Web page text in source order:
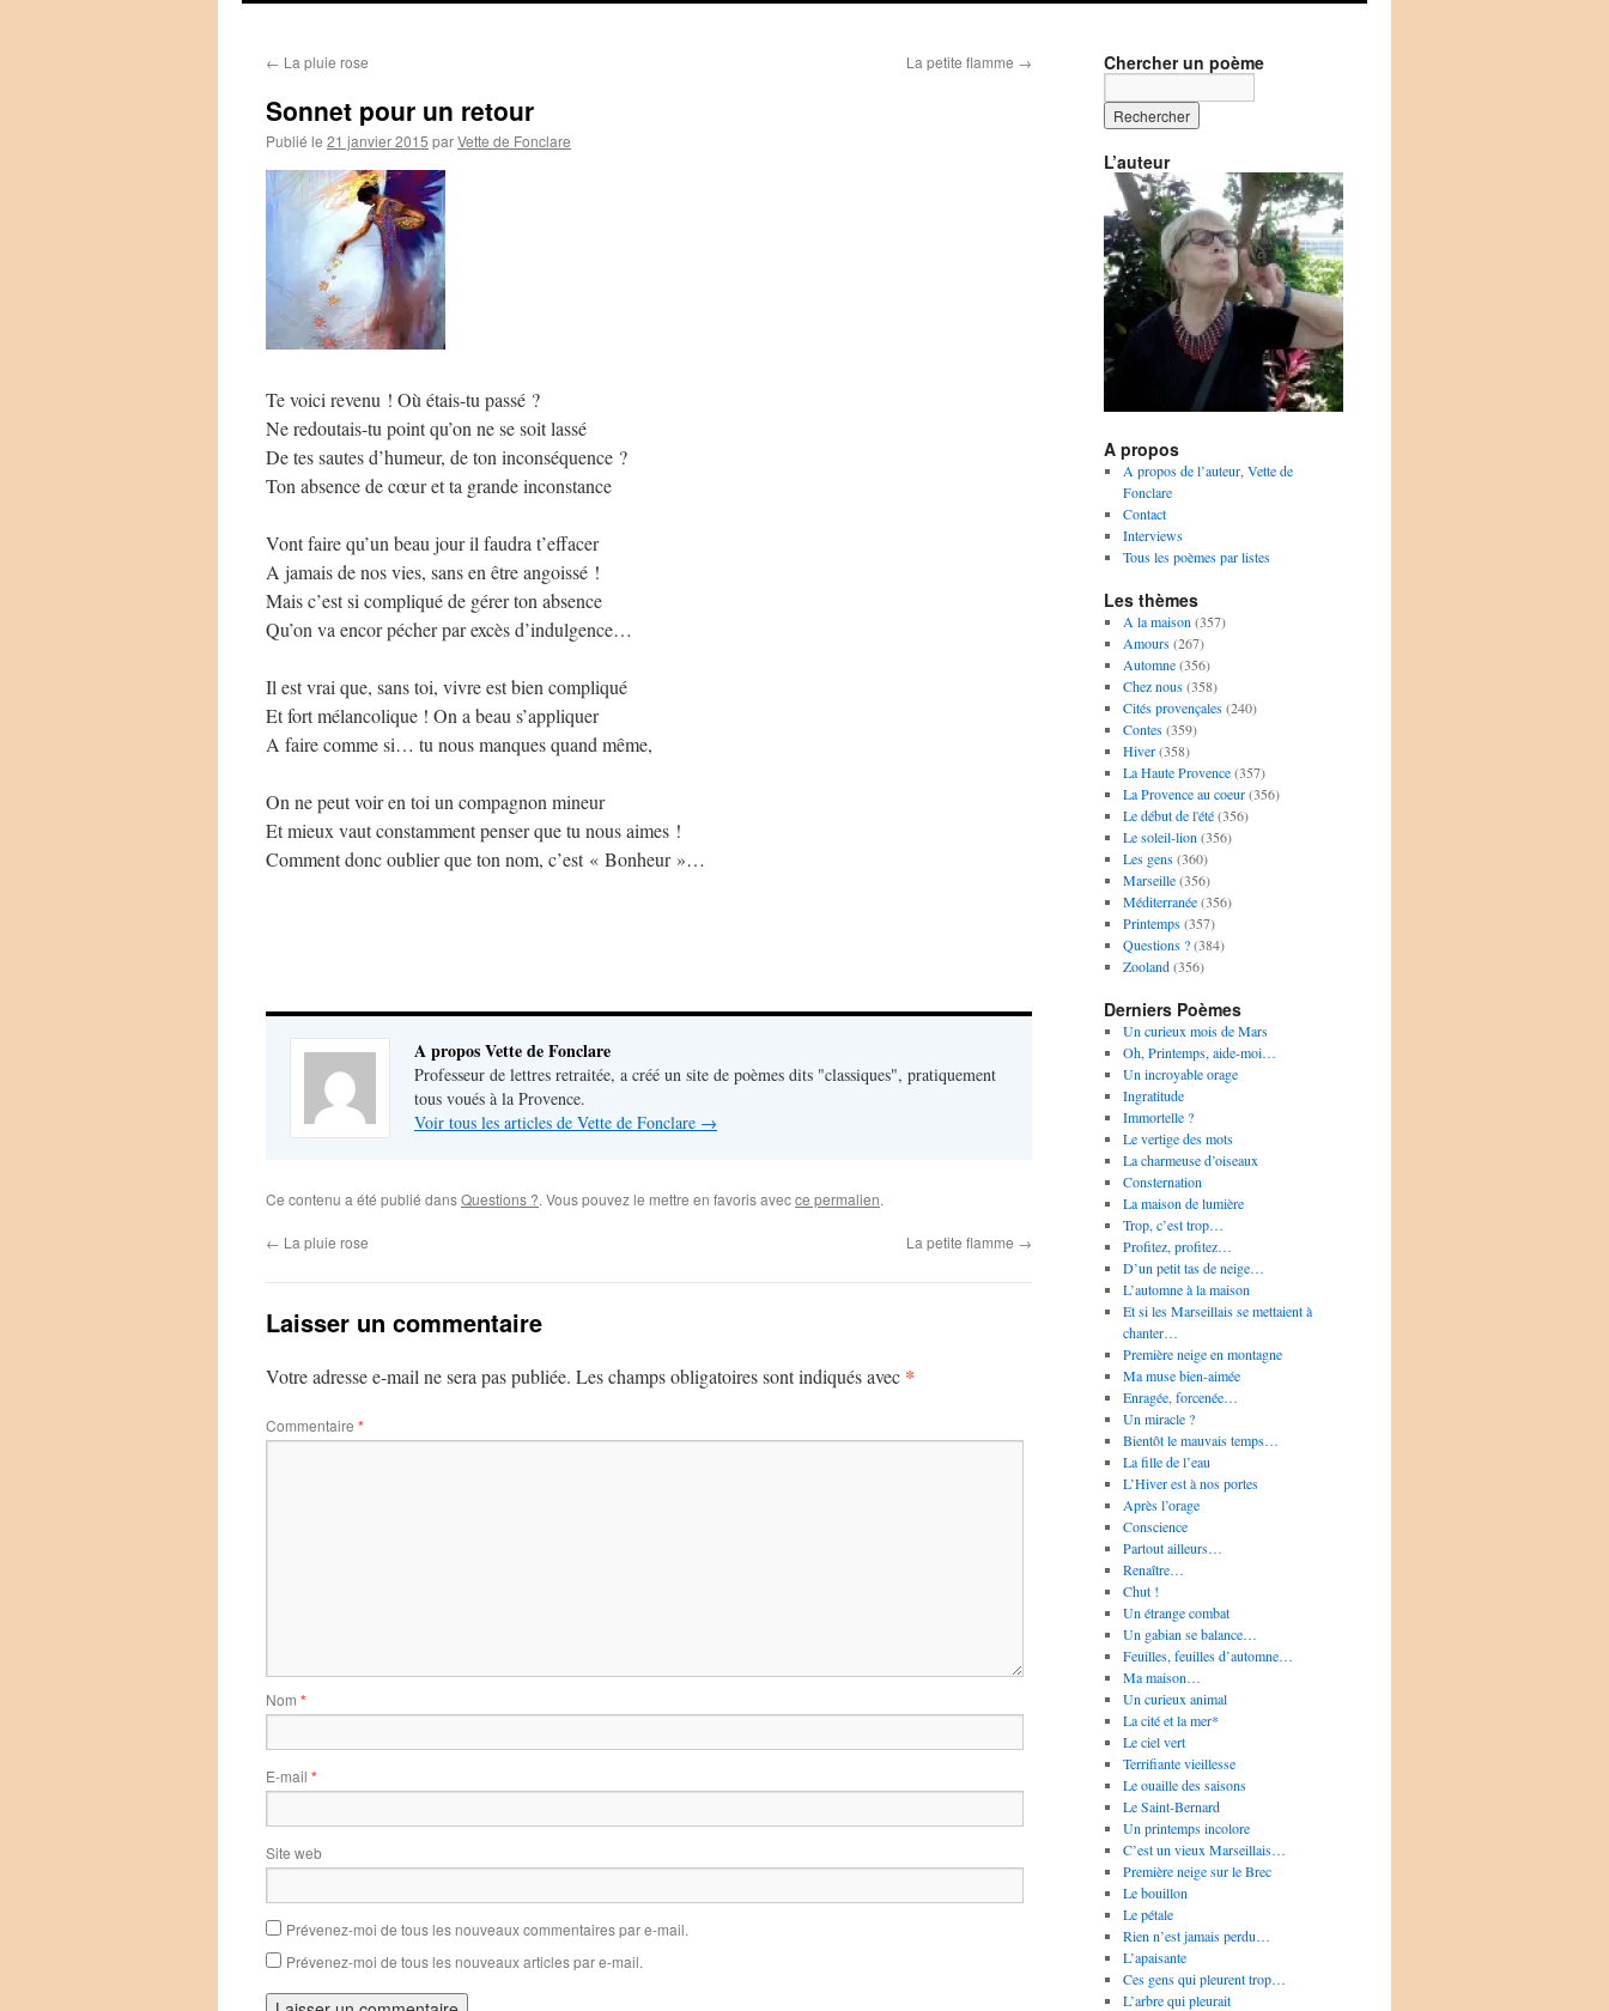
← La pluie rose La petite flamme →
Sonnet pour un retour
Publié le 21 janvier 2015 parVette de Fonclare
Te voici revenu ! Où étais-tu passé ?
Ne redoutais-tu point qu’on ne se soit lassé
De tes sautes d’humeur, de ton inconséquence ?
Ton absence de cœur et ta grande inconstance
Vont faire qu’un beau jour il faudra t’effacer
A jamais de nos vies, sans en être angoissé !
Mais c’est si compliqué de gérer ton absence
Qu’on va encor pécher par excès d’indulgence…
Il est vrai que, sans toi, vivre est bien compliqué
Et fort mélancolique ! On a beau s’appliquer
A faire comme si… tu nous manques quand même,
On ne peut voir en toi un compagnon mineur
Et mieux vaut constamment penser que tu nous aimes !
Comment donc oublier que ton nom, c’est « Bonheur »…
A propos Vette de Fonclare
Professeur de lettres retraitée, a créé un site de poèmes dits "classiques", pratiquement
tous voués à la Provence.
Voir tous les articles de Vette de Fonclare →
Ce contenu a été publié dansQuestions ?. Vous pouvez le mettre en favoris avecce permalien.
← La pluie rose La petite flamme →
Laisser un commentaire
Votre adresse e-mail ne sera pas publiée. Les champs obligatoires sont indiqués avec *
Commentaire *
Nom *
E-mail *
Site web
Prévenez-moi de tous les nouveaux commentaires par e-mail.
Prévenez-moi de tous les nouveaux articles par e-mail.
Chercher un poème
L’auteur
A propos
A propos de l’auteur, Vette de
Fonclare
Contact
Interviews
Tous les poèmes par listes
Les thèmes
A la maison (357)
Amours(267)
Automne(356)
Chez nous(358)
Cités provençales(240)
Contes(359)
Hiver(358)
La Haute Provence(357)
La Provence au coeur(356)
Le début de l'été(356)
Le soleil-lion (356)
Les gens(360)
Marseille(356)
Méditerranée(356)
Printemps(357)
Questions ?(384)
Zooland(356)
Derniers Poèmes
Un curieux mois de Mars
Oh, Printemps, aide-moi…
Un incroyable orage
Ingratitude
Immortelle ?
Le vertige des mots
La charmeuse d’oiseaux
Consternation
La maison de lumière
Trop, c’est trop…
Profitez, profitez…
D’un petit tas de neige…
L’automne à la maison
Et si les Marseillais se mettaient à
chanter…
Première neige en montagne
Ma muse bien-aimée
Enragée, forcenée…
Un miracle ?
Bientôt le mauvais temps…
La fille de l’eau
L’Hiver est à nos portes
Après l’orage
Conscience
Partout ailleurs…
Renaître…
Chut !
Un étrange combat
Un gabian se balance…
Feuilles, feuilles d’automne…
Ma maison…
Un curieux animal
La cité et la mer*
Le ciel vert
Terrifiante vieillesse
Le ouaille des saisons
Le Saint-Bernard
Un printemps incolore
C’est un vieux Marseillais…
Première neige sur le Brec
Le bouillon
Le pétale
Rien n’est jamais perdu…
L’apaisante
Ces gens qui pleurent trop…
L’arbre qui pleurait